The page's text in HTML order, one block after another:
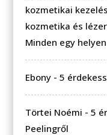
kozmetikai
kozmetika és
Minden egy helyen
Ebony -5
Törtei Noémi -5
Peelingről